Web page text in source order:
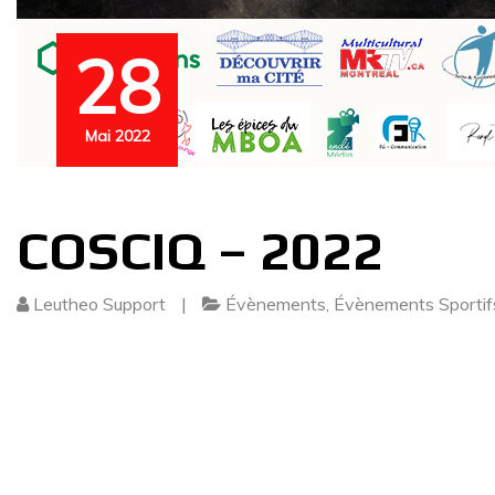
28
Mai 2022
COSCIQ – 2022
Leutheo Support | Évènements, Évènements